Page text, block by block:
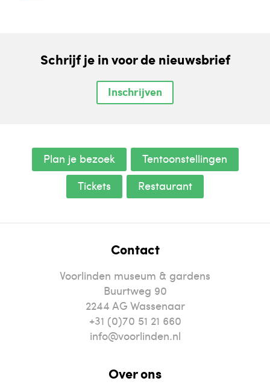
Schrijf je in voor de nieuwsbrief
Inschrijven
Plan je bezoek
Tentoonstellingen
Tickets
Restaurant
Contact
Voorlinden museum & gardens
Buurtweg 90
2244 AG Wassenaar
+31 (0)70 51 21 660
info@voorlinden.nl
Over ons